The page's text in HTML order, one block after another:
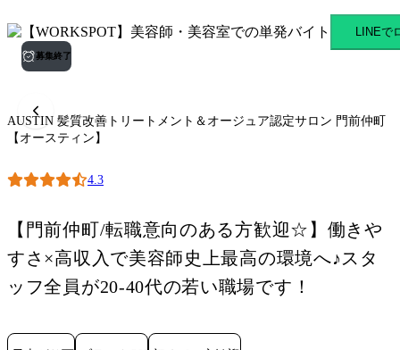
AUSTIN 髪質改善トリートメ
LINEで
募集終了
AUSTIN 髪質改善トリートメント＆オージュア認定サロン 門前仲町
【オースティン】
4.3
【門前仲町/転職意向のある方歓迎☆】働きや
すさ×高収入で美容師史上最高の環境へ♪スタ
ッフ全員が20-40代の若い職場です！